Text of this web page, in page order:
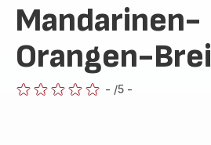
Mandarinen-
Orangen-Brei
- /5 -